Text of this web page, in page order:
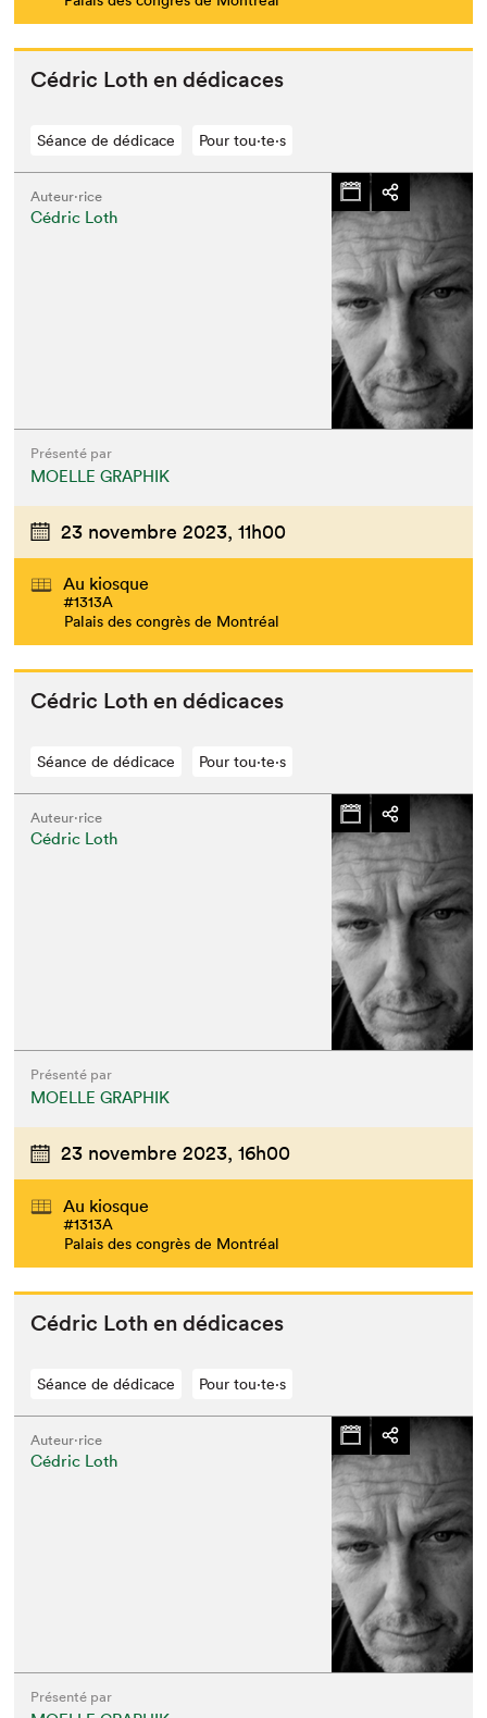
Cédric Loth en dédicaces
Séance de dédicace Pour tou⋅te⋅s
Auteur·rice
Cédric Loth
Présenté par
MOELLE GRAPHIK
23 novembre 2023, 11h00
Au kiosque
#1313A
Palais des congrès de Montréal
Cédric Loth en dédicaces
Séance de dédicace Pour tou⋅te⋅s
Auteur·rice
Cédric Loth
Présenté par
MOELLE GRAPHIK
23 novembre 2023, 16h00
Au kiosque
#1313A
Palais des congrès de Montréal
Cédric Loth en dédicaces
Séance de dédicace Pour tou⋅te⋅s
Auteur·rice
Cédric Loth
Présenté par